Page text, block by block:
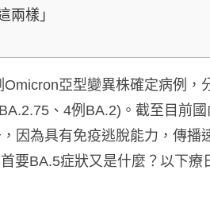
兩樣」
亞型變異株確定病例
、4例BA.2)。截至目前
因為具有免疫逃脫能力，傳播
要BA.5症狀又是什麼？以下療